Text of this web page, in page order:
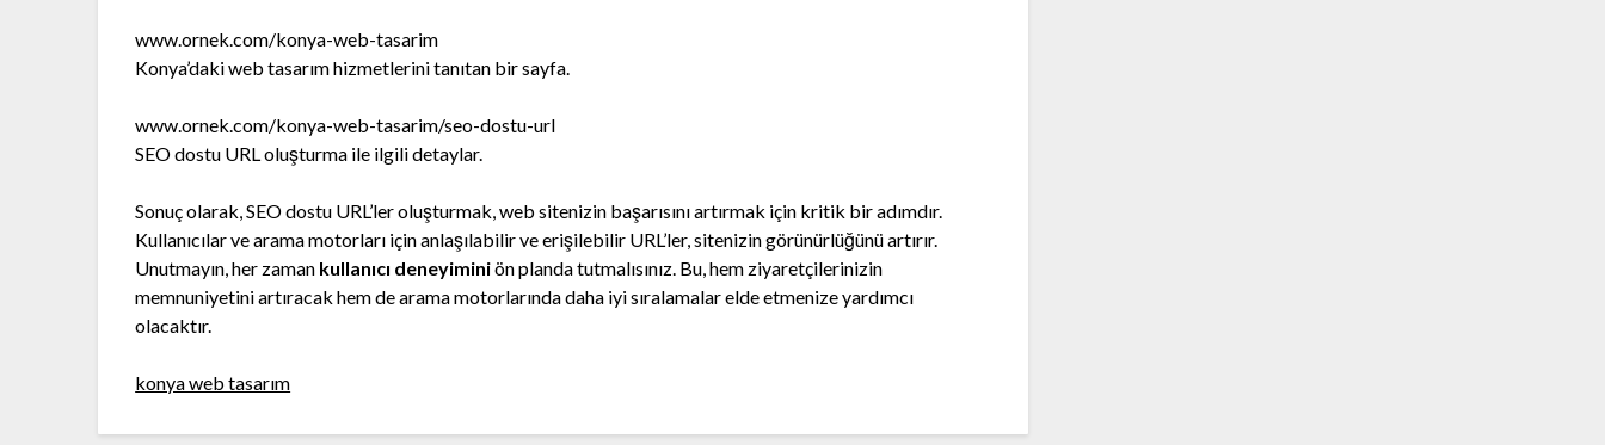
www.ornek.com/konya-web-tasarim
Konya’daki web tasarım hizmetlerini tanıtan bir sayfa.
www.ornek.com/konya-web-tasarim/seo-dostu-url
SEO dostu URL oluşturma ile ilgili detaylar.
Sonuç olarak, SEO dostu URL’ler oluşturmak, web sitenizin başarısını artırmak için kritik bir adımdır.
Kullanıcılar ve arama motorları için anlaşılabilir ve erişilebilir URL’ler, sitenizin görünürlüğünü artırır.
Unutmayın, her zaman kullanıcı deneyiminiön planda tutmalısınız. Bu, hem ziyaretçilerinizin
memnuniyetini artıracak hem de arama motorlarında daha iyi sıralamalar elde etmenize yardımcı
olacaktır.
konya web tasarım